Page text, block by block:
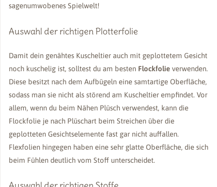
sagenumwobenes Spielwelt!
Auswahl der richtigen Plotterfolie
Damit dein genähtes Kuscheltier auch mit geplottetem Gesicht
noch kuschelig ist, solltest du am besten Flockfolieverwenden.
Diese besitzt nach dem Aufbügeln eine samtartige Oberfläche,
sodass man sie nicht als störend am Kuscheltier empfindet. Vor
allem, wenn du beim Nähen Plüsch verwendest, kann die
Flockfolie je nach Plüschart beim Streichen über die
geplotteten Gesichtselemente fast gar nicht auffallen.
Flexfolien hingegen haben eine sehr glatte Oberfläche, die sich
beim Fühlen deutlich vom Stoff unterscheidet.